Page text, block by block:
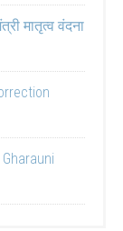
मातृत्व वंदना